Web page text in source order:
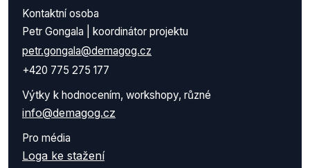
Kontaktní osoba
Petr Gongala | koordinátor projektu
petr.gongala@demagog.cz
+420 775 275 177
Výtky k hodnocením, workshopy, různé
info@demagog.cz
Pro média
Loga ke stažení